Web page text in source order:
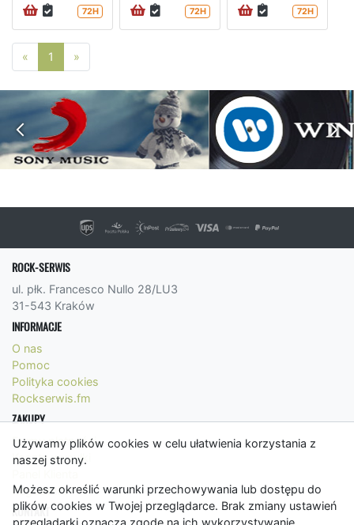
Używamy plików cookies w celu ułatwienia korzystania z
naszej strony.
Możesz określić warunki przechowywania lub dostępu do
plików cookies w Twojej przeglądarce. Brak zmiany ustawień
przeglądarki oznacza zgodę na ich wykorzystywanie.
72H 72H 72H
« Poprzednia strona
1 »
ROCK-SERWIS
ul. płk. Francesco Nullo 28/LU3
31-543 Kraków
INFORMACJE
O nas
Pomoc
Polityka cookies
Rockserwis.fm
ZAKUPY
Formy płatności
Koszty wysyłki
Regulamin
KONTAKT